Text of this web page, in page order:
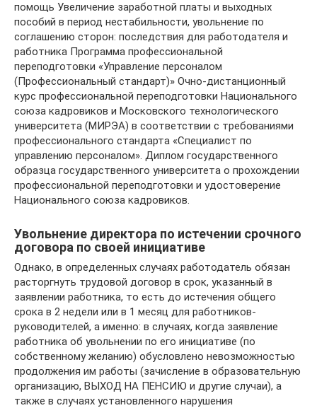
помощь Увеличение заработной платы и выходных
пособий в период нестабильности, увольнение по
соглашению сторон: последствия для работодателя и
работника Программа профессиональной
переподготовки «Управление персоналом
(Профессиональный стандарт)» Очно-дистанционный
курс профессиональной переподготовки Национального
союза кадровиков и Московского технологического
университета (МИРЭА) в соответствии с требованиями
профессионального стандарта «Специалист по
управлению персоналом». Диплом государственного
образца государственного университета о прохождении
профессиональной переподготовки и удостоверение
Национального союза кадровиков.
Увольнение директора по истечении срочного
договора по своей инициативе
Однако, в определенных случаях работодатель обязан
расторгнуть трудовой договор в срок, указанный в
заявлении работника, то есть до истечения общего
срока в 2 недели или в 1 месяц для работников-
руководителей, а именно: в случаях, когда заявление
работника об увольнении по его инициативе (по
собственному желанию) обусловлено невозможностью
продолжения им работы (зачисление в образовательную
организацию, ВЫХОД НА ПЕНСИЮ и другие случаи), а
также в случаях установленного нарушения